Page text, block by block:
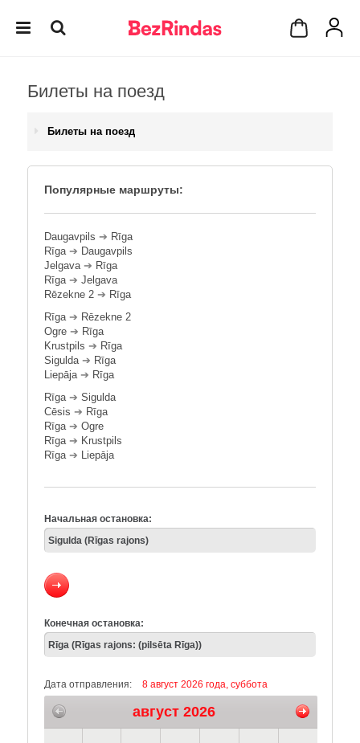
Билеты на поезд
Билеты на поезд
Популярные маршруты:
Daugavpils ➔ Rīga
Rīga➔ Daugavpils
Jelgava➔ Rīga
Rīga➔ Jelgava
Rēzekne 2 ➔ Rīga
Rīga➔ Rēzekne 2
Ogre ➔ Rīga
Krustpils ➔ Rīga
Sigulda➔ Rīga
Liepāja➔ Rīga
Rīga➔ Sigulda
Cēsis ➔ Rīga
Rīga➔ Ogre
Rīga➔ Krustpils
Rīga➔ Liepāja
Начальная остановка:
Конечная остановка:
Дата отправления: 8 август 2026 года, суббота
август 2026